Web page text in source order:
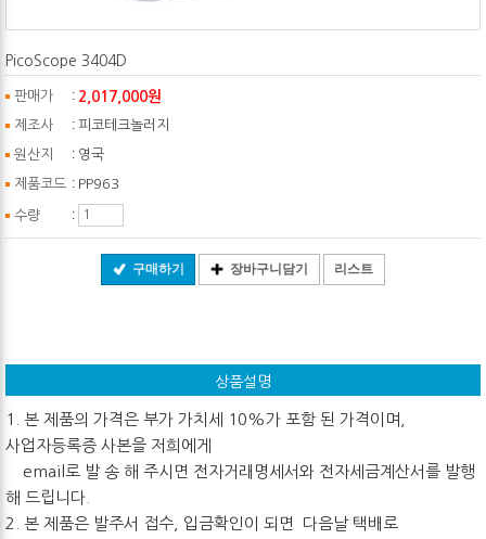
PicoScope 3404D
판매가 : 2,017,000원
제조사 : 피코테크놀러지
원산지 : 영국
제품코드 : PP963
수량 :
구매하기 장바구니담기 리스트
상품설명
1. 본 제품의 가격은 부가 가치세 10%가 포함 된 가격이며,
사업자등록증 사본을 저희에게
email로 발 송 해 주시면 전자거래명세서와 전자세금계산서를 발행
해 드립니다.
2. 본 제품은 발주서 접수, 입금확인이 되면 다음날 택배로